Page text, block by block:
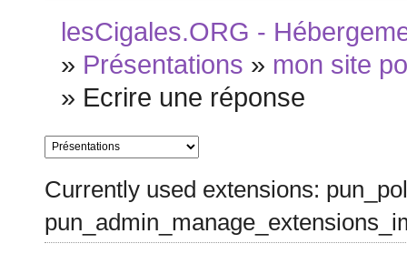
lesCigales.ORG -
» Présentations » mon site
» Ecrire une réponse
Currently used extensions: